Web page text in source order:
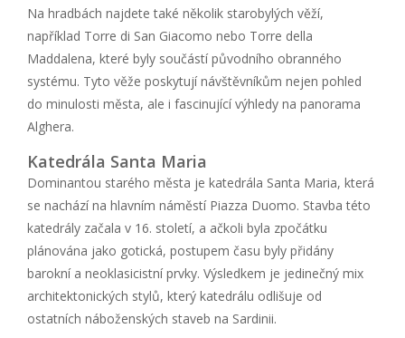
Na hradbách najdete také několik starobylých věží,
například Torre di San Giacomo nebo Torre della
Maddalena, které byly součástí původního obranného
systému. Tyto věže poskytují návštěvníkům nejen pohled
do minulosti města, ale i fascinující výhledy na panorama
Alghera.
Katedrála Santa Maria
Dominantou starého města je katedrála Santa Maria, která
se nachází na hlavním náměstí Piazza Duomo. Stavba této
katedrály začala v 16. století, a ačkoli byla zpočátku
plánována jako gotická, postupem času byly přidány
barokní a neoklasicistní prvky. Výsledkem je jedinečný mix
architektonických stylů, který katedrálu odlišuje od
ostatních náboženských staveb na Sardinii.